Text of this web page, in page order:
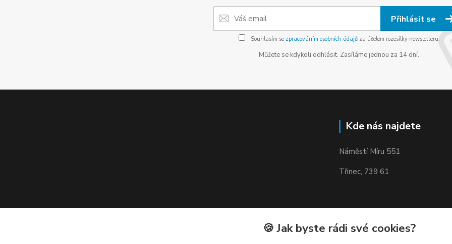
Přihlásit se
Souhlasím se zpracováním osobních údajůza účelem rozesílky newsletteru.
Můžete se kdykoli odhlásit. Zasíláme jednou za 14 dní.
Kde nás najdete
Náměstí Míru 551
Třinec, 739 61
🍪 Jak byste rádi své cookies?